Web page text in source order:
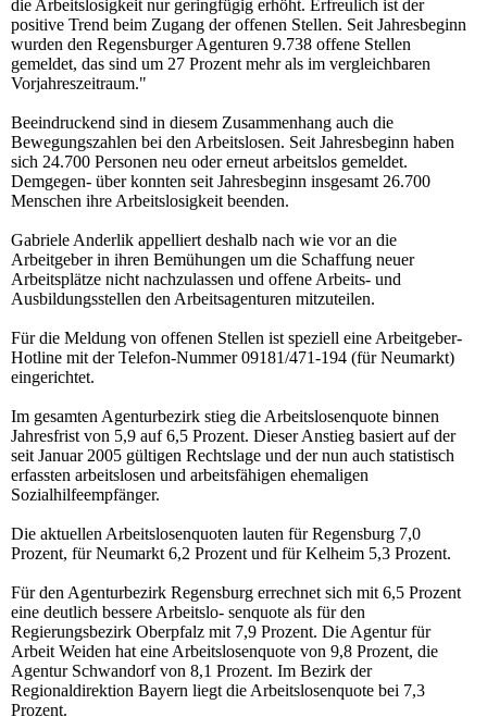
die Arbeitslosigkeit nur geringfügig erhöht. Erfreulich ist der
positive Trend beim Zugang der offenen Stellen. Seit Jahresbeginn
wurden den Regensburger Agenturen 9.738 offene Stellen
gemeldet, das sind um 27 Prozent mehr als im vergleichbaren
Vorjahreszeitraum."
Beeindruckend sind in diesem Zusammenhang auch die
Bewegungszahlen bei den Arbeitslosen. Seit Jahresbeginn haben
sich 24.700 Personen neu oder erneut arbeitslos gemeldet.
Demgegen- über konnten seit Jahresbeginn insgesamt 26.700
Menschen ihre Arbeitslosigkeit beenden.
Gabriele Anderlik appelliert deshalb nach wie vor an die
Arbeitgeber in ihren Bemühungen um die Schaffung neuer
Arbeitsplätze nicht nachzulassen und offene Arbeits- und
Ausbildungsstellen den Arbeitsagenturen mitzuteilen.
Für die Meldung von offenen Stellen ist speziell eine Arbeitgeber-
Hotline mit der Telefon-Nummer 09181/471-194 (für Neumarkt)
eingerichtet.
Im gesamten Agenturbezirk stieg die Arbeitslosenquote binnen
Jahresfrist von 5,9 auf 6,5 Prozent. Dieser Anstieg basiert auf der
seit Januar 2005 gültigen Rechtslage und der nun auch statistisch
erfassten arbeitslosen und arbeitsfähigen ehemaligen
Sozialhilfeempfänger.
Die aktuellen Arbeitslosenquoten lauten für Regensburg 7,0
Prozent, für Neumarkt 6,2 Prozent und für Kelheim 5,3 Prozent.
Für den Agenturbezirk Regensburg errechnet sich mit 6,5 Prozent
eine deutlich bessere Arbeitslo- senquote als für den
Regierungsbezirk Oberpfalz mit 7,9 Prozent. Die Agentur für
Arbeit Weiden hat eine Arbeitslosenquote von 9,8 Prozent, die
Agentur Schwandorf von 8,1 Prozent. Im Bezirk der
Regionaldirektion Bayern liegt die Arbeitslosenquote bei 7,3
Prozent.